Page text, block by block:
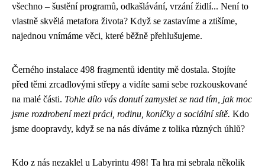
všechno – šustění programů, odkašlávání, vrzání židlí... Není to
vlastně skvělá metafora života? Když se zastavíme a ztišíme,
najednou vnímáme věci, které běžně přehlušujeme.
Černého instalace 498 fragmentů identity mě dostala. Stojíte
před těmi zrcadlovými střepy a vidíte sami sebe rozkouskované
na malé části. Tohle dílo vás donutí zamyslet se nad tím, jak moc
jsme rozdrobení mezi práci, rodinu, koníčky a sociální sítě. Kdo
jsme doopravdy, když se na nás díváme z tolika různých úhlů?
Kdo z nás nezaklel u Labyrintu 498! Ta hra mi sebrala několik